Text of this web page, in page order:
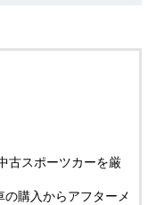
古スポーツカーを厳
購入からアフターメ